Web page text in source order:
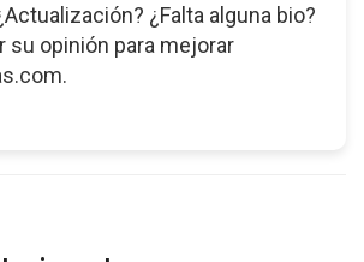
¿Falta alguna bio?
su opinión para mejorar